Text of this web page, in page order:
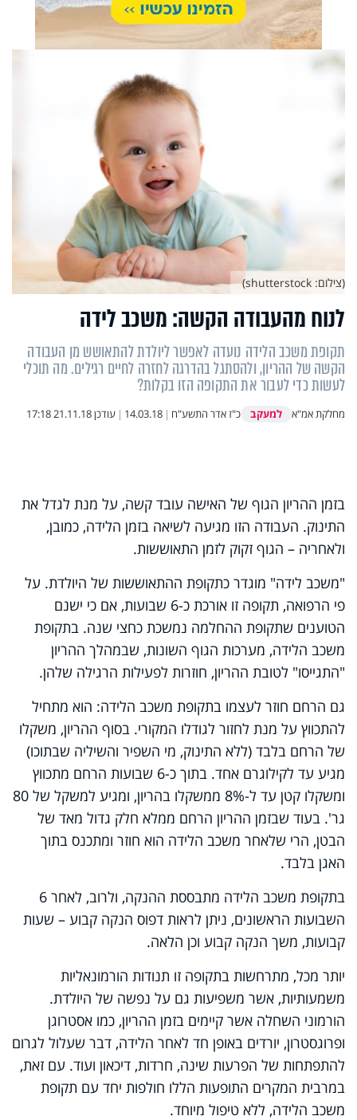
לנוח מהעבודה הקשה: משכב לידה
תקופת משכב הלידה נועדה לאפשר ליולדת להתאושש מן העבודה
הקשה של ההריון, ולהסתגל בהדרגה לחזרה לחיים רגילים. מה תוכלי
לעשות כדי לעבור את התקופה הזו בקלות?
מחלקת אמ"א למעקב כ"ז אדר התשע"ח |
14.03.18
| עודכן21.11.18 17:18
(צילום: shutterstock)
בזמן ההריון הגוף של האישה עובד קשה, על מנת לגדל את
התינוק. העבודה הזו מגיעה לשיאה בזמן הלידה, כמובן,
ולאחריה – הגוף זקוק לזמן התאוששות.
"משכב לידה" מוגדר כתקופת ההתאוששות של היולדת. על
פי הרפואה, תקופה זו אורכת כ-6 שבועות, אם כי ישנם
הטוענים שתקופת ההחלמה נמשכת כחצי שנה. בתקופת
משכב הלידה, מערכות הגוף השונות, שבמהלך ההריון
"התגייסו" לטובת ההריון, חוזרות לפעילות הרגילה שלהן.
גם הרחם חוזר לעצמו בתקופת משכב הלידה: הוא מתחיל
להתכווץ על מנת לחזור לגודלו המקורי. בסוף ההריון, משקלו
של הרחם בלבד (ללא התינוק, מי השפיר והשיליה שבתוכו)
מגיע עד לקילוגרם אחד. בתוך כ-6 שבועות הרחם מתכווץ
ומשקלו קטן עד ל-8% ממשקלו בהריון, ומגיע למשקל של 80
גר'. בעוד שבזמן ההריון הרחם ממלא חלק גדול מאד של
הבטן, הרי שלאחר משכב הלידה הוא חוזר ומתכנס בתוך
האגן בלבד.
בתקופת משכב הלידה מתבססת ההנקה, ולרוב, לאחר 6
השבועות הראשונים, ניתן לראות דפוס הנקה קבוע – שעות
קבועות, משך הנקה קבוע וכן הלאה.
יותר מכל, מתרחשות בתקופה זו תנודות הורמונאליות
משמעותיות, אשר משפיעות גם על נפשה של היולדת.
הורמוני השחלה אשר קיימים בזמן ההריון, כמו אסטרוגן
ופרוגסטרון, יורדים באופן חד לאחר הלידה, דבר שעלול לגרום
להתפתחות של הפרעות שינה, חרדות, דיכאון ועוד. עם זאת,
במרבית המקרים התופעות הללו חולפות יחד עם תקופת
משכב הלידה, ללא טיפול מיוחד.